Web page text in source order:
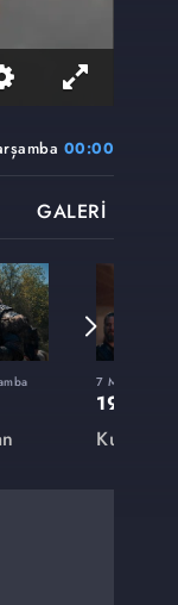
00:00
GALERİ
7 Mayıs 2025,
191.
Kuruluş